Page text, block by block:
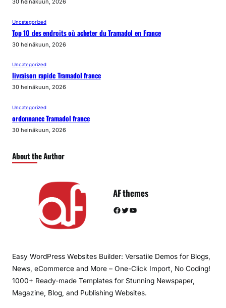
30 heinäkuun, 2026
Uncategorized
Top 10 des endroits où acheter du Tramadol en France
30 heinäkuun, 2026
Uncategorized
livraison rapide Tramadol france
30 heinäkuun, 2026
Uncategorized
ordonnance Tramadol france
30 heinäkuun, 2026
About the Author
AF themes
Facebook Twitter YouTube
Easy WordPress Websites Builder: Versatile Demos for Blogs,
News, eCommerce and More – One-Click Import, No Coding!
1000+ Ready-made Templates for Stunning Newspaper,
Magazine, Blog, and Publishing Websites.